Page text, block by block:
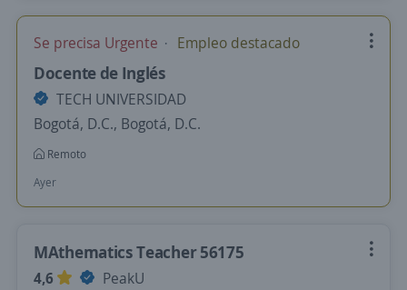
Se precisa Urgente Empleo destacado
Docente de Inglés
TECH UNIVERSIDAD
Bogotá, D.C., Bogotá, D.C.
Remoto
Ayer
MAthematics Teacher 56175
4,6
PeakU